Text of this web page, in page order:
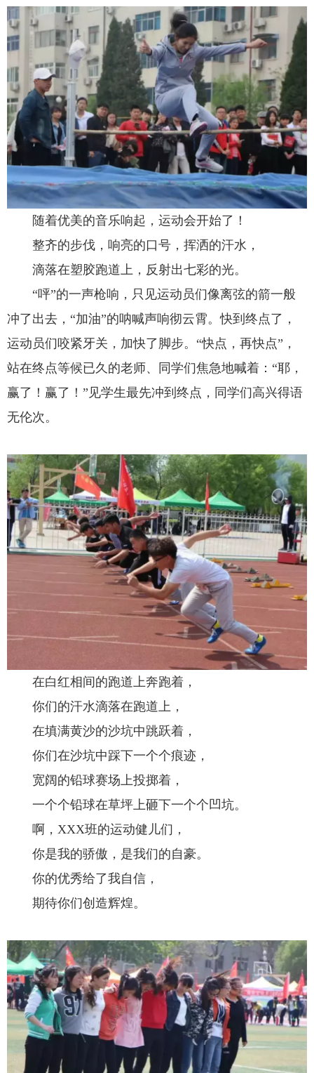
随着优美的音乐响起，运动会开始了！
整齐的步伐，响亮的口号，挥洒的汗水，
滴落在塑胶跑道上，反射出七彩的光。
“呯”的一声枪响，只见运动员们像离弦的箭一般
冲了出去，“加油”的呐喊声响彻云霄。快到终点了，
运动员们咬紧牙关，加快了脚步。“快点，再快点”，
站在终点等候已久的老师、同学们焦急地喊着：“耶，
赢了！赢了！”见学生最先冲到终点，同学们高兴得语
无伦次。
在白红相间的跑道上奔跑着，
你们的汗水滴落在跑道上，
在填满黄沙的沙坑中跳跃着，
你们在沙坑中踩下一个个痕迹，
宽阔的铅球赛场上投掷着，
一个个铅球在草坪上砸下一个个凹坑。
啊，XXX班的运动健儿们，
你是我的骄傲，是我们的自豪。
你的优秀给了我自信，
期待你们创造辉煌。